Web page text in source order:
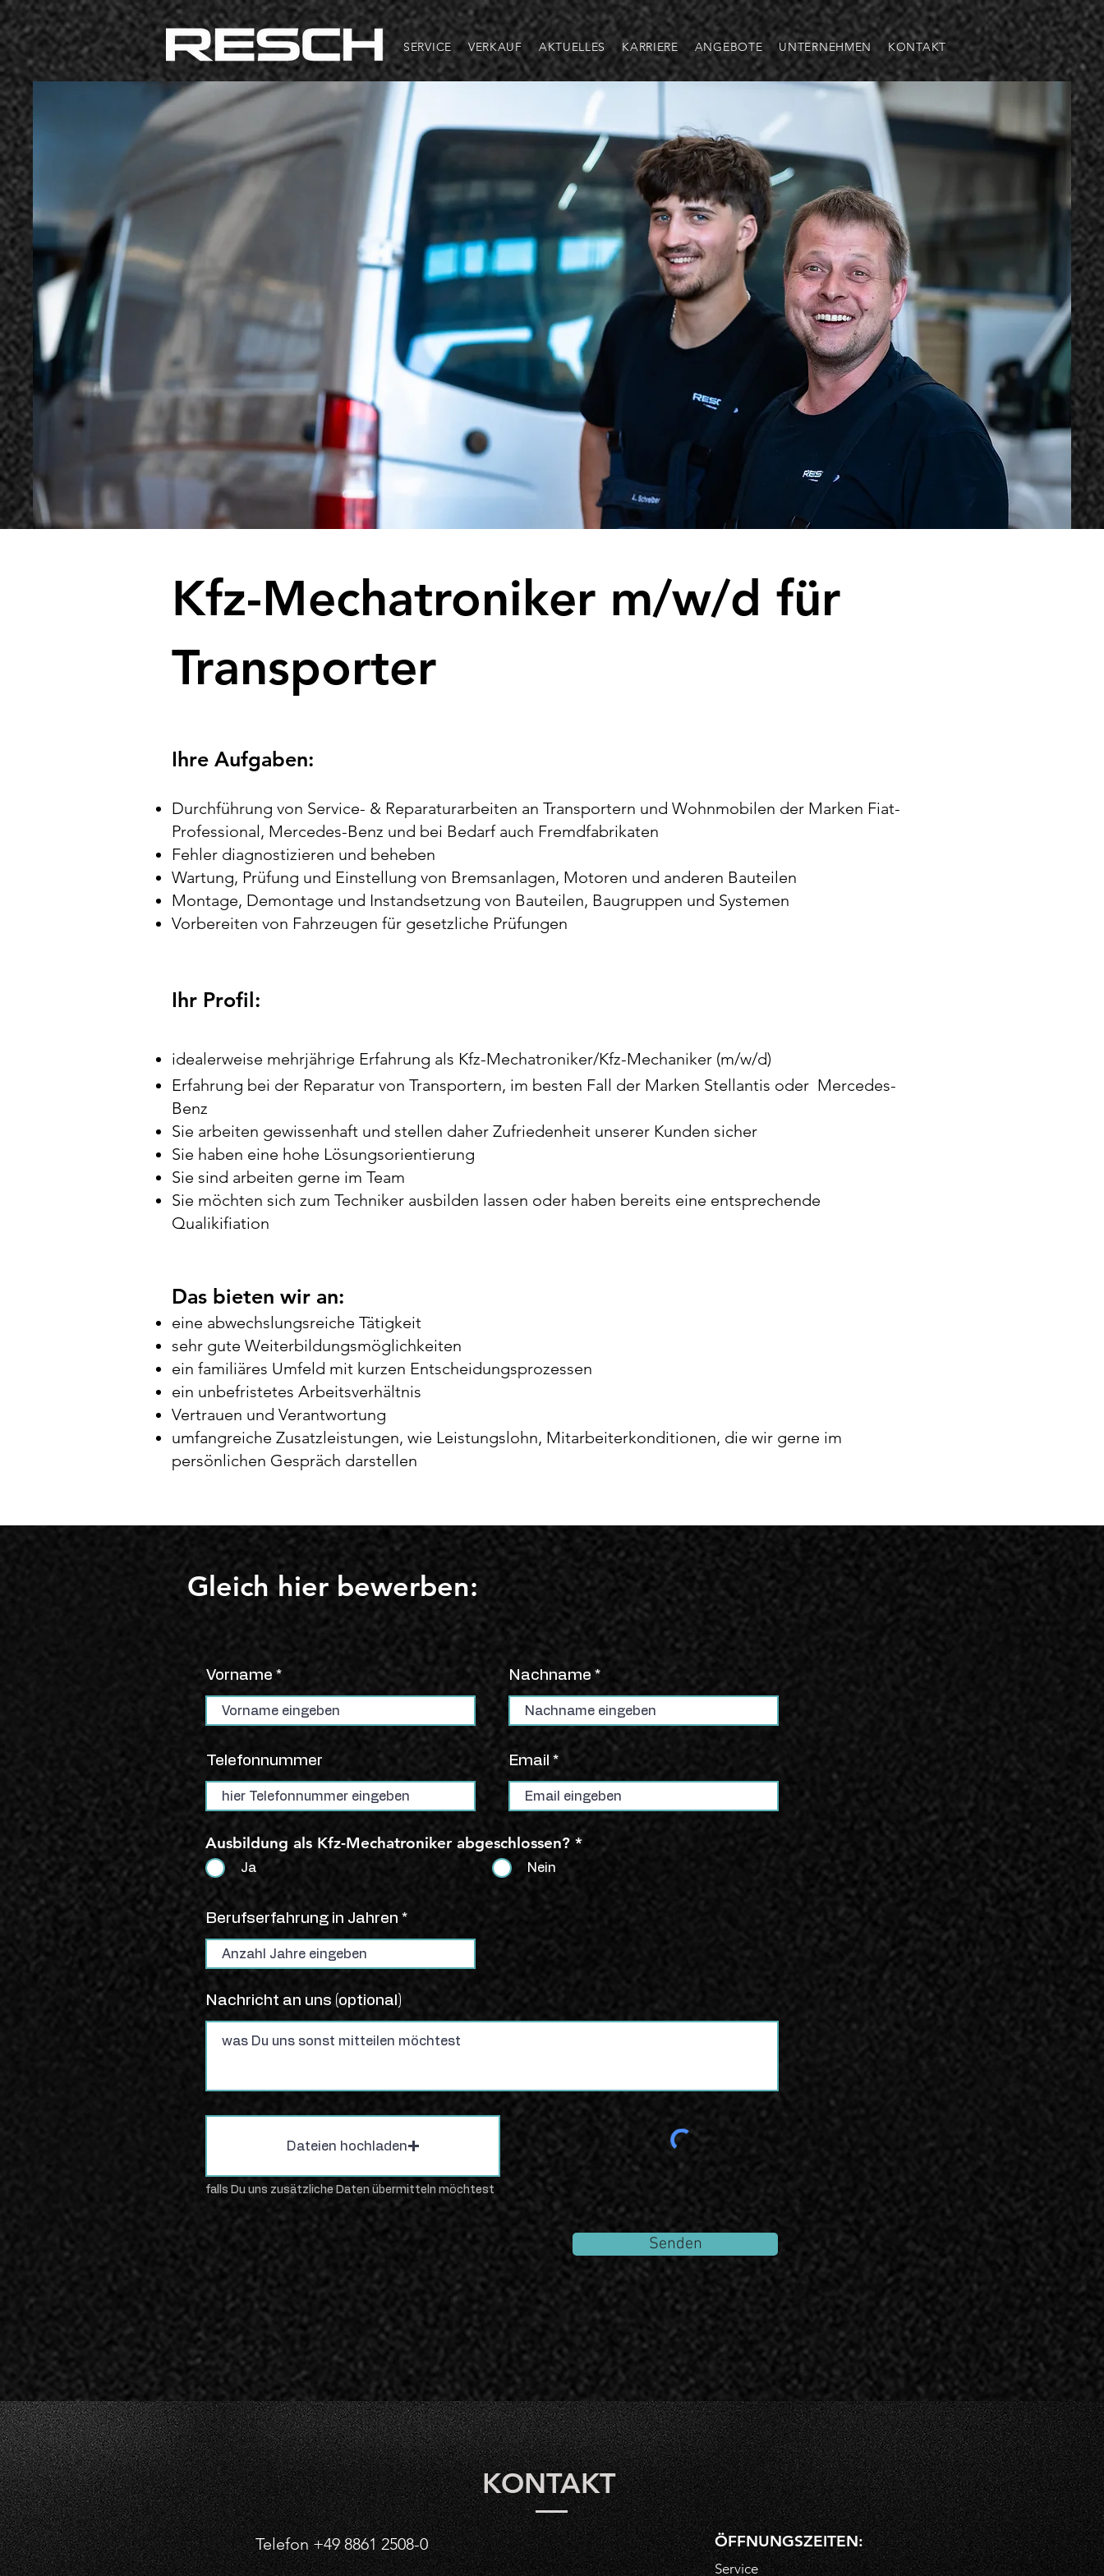
SERVICE VERKAUF AKTUELLES KARRIERE ANGEBOTE UNTERNEHMEN KONTAKT
Kfz-Mechatroniker m/w/d für
Transporter
Ihre Aufgaben:
Durchführung von Service- & Reparaturarbeiten an Transportern und Wohnmobilen der Marken Fiat-
Professional, Mercedes-Benz und bei Bedarf auch Fremdfabrikaten
Fehler diagnostizieren und beheben
Wartung, Prüfung und Einstellung von Bremsanlagen, Motoren und anderen Bauteilen
Montage, Demontage und Instandsetzung von Bauteilen, Baugruppen und Systemen
Vorbereiten von Fahrzeugen für gesetzliche Prüfungen
Ihr Profil:
idealerweise mehrjährige Erfahrung als Kfz-Mechatroniker/Kfz-Mechaniker (m/w/d)
Erfahrung bei der Reparatur von Transportern, im besten Fall der Marken Stellantis oder Mercedes-
Benz
Sie arbeiten gewissenhaft und stellen daher Zufriedenheit unserer Kunden sicher
Sie haben eine hohe Lösungsorientierung
Sie sind arbeiten gerne im Team
Sie möchten sich zum Techniker ausbilden lassen oder haben bereits eine entsprechende
Qualikifiation
Das bieten wir an:
eine abwechslungsreiche Tätigkeit
sehr gute Weiterbildungsmöglichkeiten
ein familiäres Umfeld mit kurzen Entscheidungsprozessen
ein unbefristetes Arbeitsverhältnis
Vertrauen und Verantwortung
​umfangreiche Zusatzleistungen, wie Leistungslohn, Mitarbeiterkonditionen, die wir gerne im
persönlichen Gespräch darstellen
Gleich hier bewerben:
Vorname Nachname
Telefonnummer Email
Ausbildung als Kfz-Mechatroniker abgeschlossen? *
Ja Nein
Berufserfahrung in Jahren
Nachricht an uns (optional)
Dateien hochladen
falls Du uns zusätzliche Daten übermitteln möchtest
Senden
KONTAKT
Telefon+49 8861 2508-0 ÖFFNUNGSZEITEN:
Service